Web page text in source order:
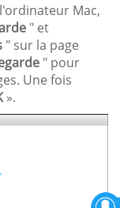
Mac,
" et
" sur la page
" pour
Une fois
».